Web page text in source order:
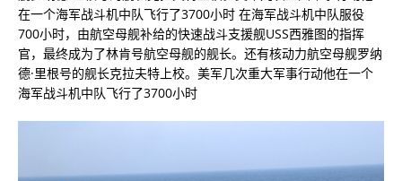
在一个海军战斗机中队飞行了3700小时 在海军战斗机中队服役
700小时，由航空母舰补给的快速战斗支援舰USS西雅图的指挥
官，最终成为了林肯号航空母舰的舰长。还有核动力航空母舰罗纳
德·里根号的舰长克拉夫特上校。美军几次重大军事行动他在一个
海军战斗机中队飞行了3700小时